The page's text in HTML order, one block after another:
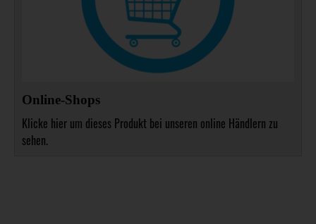
Online-Shops
Klicke hier um dieses Produkt bei unseren online Händlern zu
sehen.